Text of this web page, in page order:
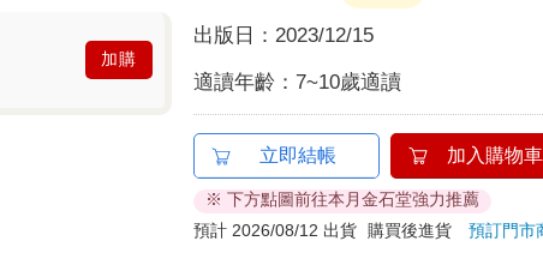
加購
出版日： 2023/12/15
適讀年齡：7~10歲適讀
立即結帳 加入購物車
※ 下方點圖前往本月金石堂強力推薦
預計 2026/08/12 出貨
購買後進貨預訂門市